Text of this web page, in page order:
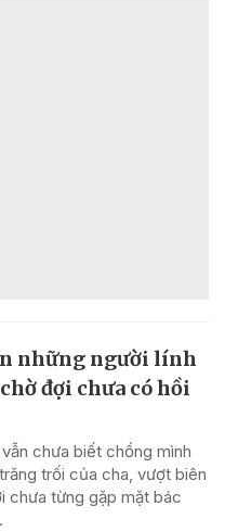
những người lính
đợi chưa có hồi
chưa biết chồng mình
trối của cha, vượt biên
chưa từng gặp mặt bác